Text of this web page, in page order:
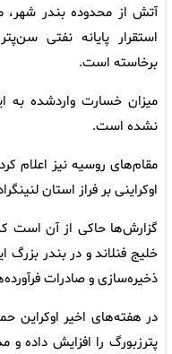
آتش از محدوده بندر شهر،
استقرار پایانه نفتی
برخاسته است.
میزان خسارت واردشده به
نشده است.
مقام‌های روسیه نیز اعلام
اوکراینی بر فراز استان
گزارش‌ها حاکی از آن است
خلیج فنلاند و در بندر بزرگ
ذخیره‌سازی و صادرات
در هفته‌های اخیر اوکراین
پترزبورگ را افزایش